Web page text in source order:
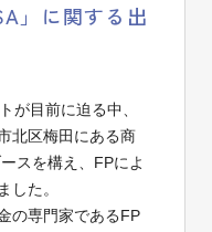
」に関する出
が目前に迫る中、
北区梅田にある商
スを構え、FPによ
した。
の専門家であるFP